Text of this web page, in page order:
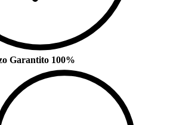
Garantito 100%